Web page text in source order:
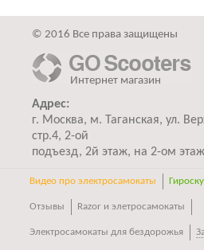
© 2016 Все права защищены
Интернет магазин
Адрес:
г. Москва, м. Таганская, ул.
стр.4, 2-ой
подъезд, 2й этаж, на 2-ом
Видео про электросамокаты
Отзывы Razor и элетросамокаты
Электросамокаты для бездорожья